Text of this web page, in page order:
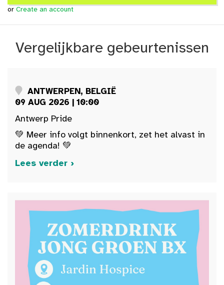
or Create an account
Vergelijkbare gebeurtenissen
ANTWERPEN, BELGIË
09 AUG 2026 | 10:00
Antwerp Pride
💚 Meer info volgt binnenkort, zet het alvast in
de agenda! 💚
Lees verder ›